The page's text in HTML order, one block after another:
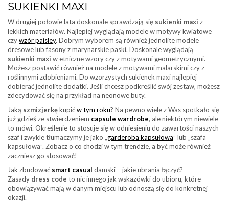
SUKIENKI MAXI
W drugiej połowie lata doskonale sprawdzają się sukienki maxi z
lekkich materiałów. Najlepiej wyglądają modele w motywy kwiatowe
czywzór paisley. Dobrym wyborem są również jednolite modele
dresowe lub fasony z marynarskie paski. Doskonale wyglądają
sukienki maxi w etniczne wzory czy z motywami geometrycznymi.
Możesz postawić również na modele z motywami malarskimi czy z
roślinnymi zdobieniami. Do wzorzystych sukienek maxi najlepiej
dobierać jednolite dodatki. Jeśli chcesz podkreślić swój zestaw, możesz
zdecydować się na przykład na neonowe buty.
Jaką szmizjerkękupićw tym roku? Na pewno wiele z Was spotkało się
już gdzieś ze stwierdzeniem capsule wardrobe, ale niektórym niewiele
to mówi. Określenie to stosuje się w odniesieniu do zawartości naszych
szaf i zwykle tłumaczymy je jako „garderoba kapsułowa” lub „szafa
kapsułowa”. Zobacz o co chodzi w tym trendzie, a być może również
zaczniesz go stosować!
Jak zbudować smart casual damski – jakie ubrania łączyć?
Zasady dress code to nic innego jak wskazówki do ubioru, które
obowiązywać mają w danym miejscu lub odnoszą się do konkretnej
okazji.